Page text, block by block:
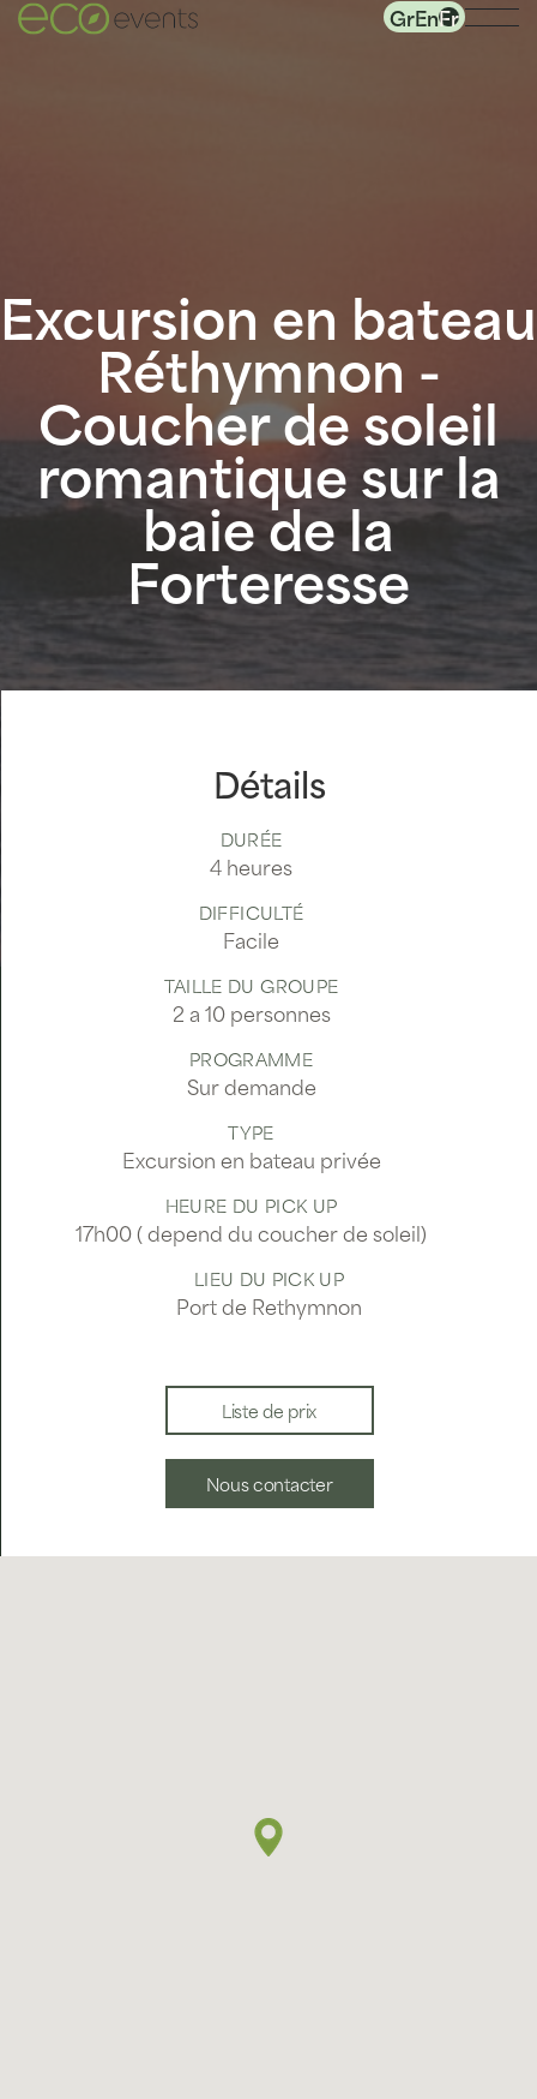
GrEnFr
Excursion en bateau
Réthymnon -
Coucher de soleil
romantique sur la
baie de la
Forteresse
Détails
DURÉE
4 heures
DIFFICULTÉ
Facile
TAILLE DU GROUPE
2 a 10 personnes
PROGRAMME
Sur demande
TYPE
Excursion en bateau privée
HEURE DU PICK UP
17h00 ( depend du coucher de soleil)
LIEU DU PICK UP
Port de Rethymnon
Liste de prix
Nous contacter